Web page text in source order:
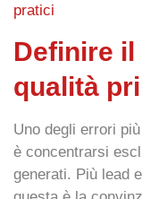
pratici
Definire
qualità
Uno degli errori
è concentrarsi
generati. Più lead